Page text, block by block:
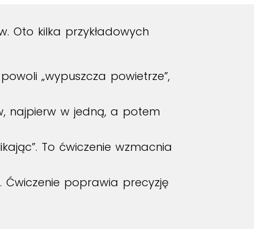
Oto kilka przykładowych
„wypuszcza powietrze”,
najpierw w jedną, a potem
To ćwiczenie wzmacnia
poprawia precyzję